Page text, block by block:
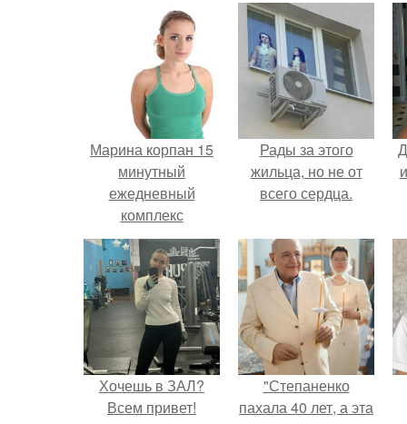
Марина корпан 15
минутный
ежедневный
комплекс
упражнений. Как
появилась
методика
бодифлекс
Рады за этого
жильца, но не от
всего сердца.
Хочешь в ЗАЛ?
Всем привет!
"Степаненко
пахала 40 лет, а эта